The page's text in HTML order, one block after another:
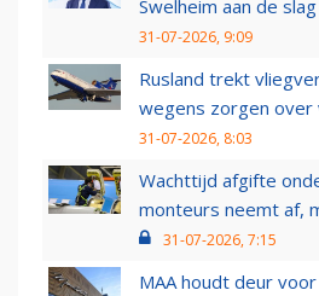
Swelheim aan de
31-07-2026, 9:09
Rusland trekt
wegens zorgen over
31-07-2026, 8:03
Wachttijd afgifte
monteurs neemt af,
31-07-2026, 7:15
MAA houdt deur